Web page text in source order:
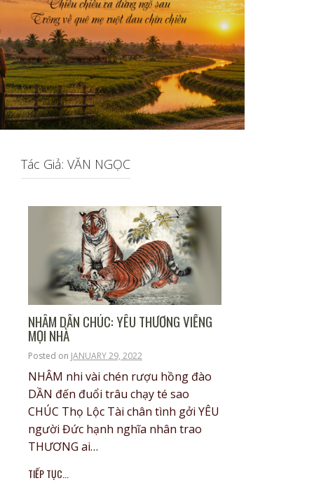
Tác Giả: VĂN NGỌC
NHÂM DẦN CHÚC: YÊU THƯƠNG VIẾNG
MỌI NHÀ
Posted on JANUARY 29, 2022
NHÂM nhi vài chén rượu hồng đào
DẦN đến đuổi trâu chạy té sao
CHÚC Thọ Lộc Tài chân tình gởi YÊU
người Đức hạnh nghĩa nhân trao
THƯƠNG ai…
TIẾP TỤC...